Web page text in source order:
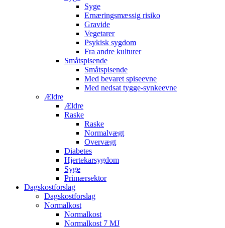
Syge
Ernæringsmæssig risiko
Gravide
Vegetarer
Psykisk sygdom
Fra andre kulturer
Småtspisende
Småtspisende
Med bevaret spiseevne
Med nedsat tygge-synkeevne
Ældre
Ældre
Raske
Raske
Normalvægt
Overvægt
Diabetes
Hjertekarsygdom
Syge
Primærsektor
Dagskostforslag
Dagskostforslag
Normalkost
Normalkost
Normalkost 7 MJ